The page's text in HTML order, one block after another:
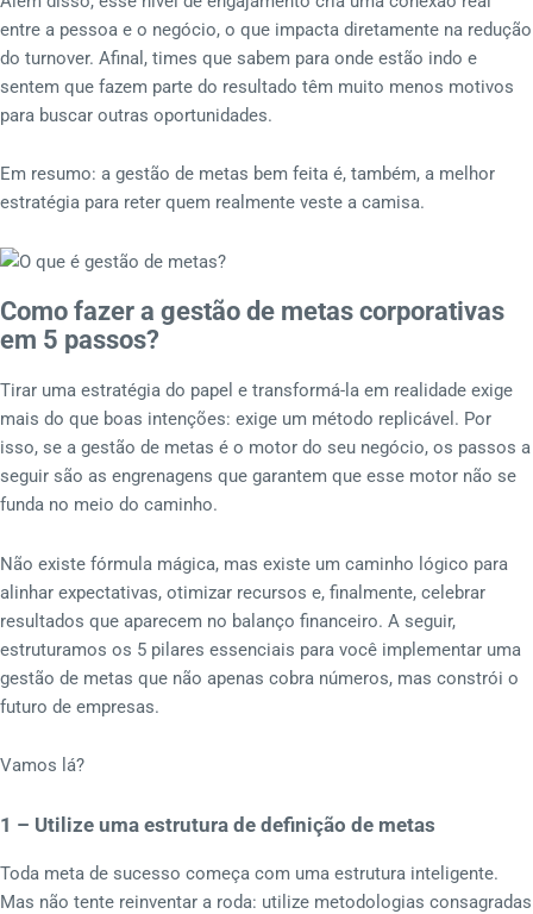
entre a pessoa e o negócio, o que impacta diretamente na redução
do turnover. Afinal, times que sabem para onde estão indo e
sentem que fazem parte do resultado têm muito menos motivos
para buscar outras oportunidades.
Em resumo: a gestão de metas bem feita é, também, a melhor
estratégia para reter quem realmente veste a camisa.
Como fazer a gestão de metas corporativas
em 5 passos?
Tirar uma estratégia do papel e transformá-la em realidade exige
mais do que boas intenções: exige um método replicável. Por
isso, se a gestão de metas é o motor do seu negócio, os passos a
seguir são as engrenagens que garantem que esse motor não se
funda no meio do caminho.
Não existe fórmula mágica, mas existe um caminho lógico para
alinhar expectativas, otimizar recursos e, finalmente, celebrar
resultados que aparecem no balanço financeiro. A seguir,
estruturamos os 5 pilares essenciais para você implementar uma
gestão de metas que não apenas cobra números, mas constrói o
futuro de empresas.
Vamos lá?
1 – Utilize uma estrutura de definição de metas
Toda meta de sucesso começa com uma estrutura inteligente.
Mas não tente reinventar a roda: utilize metodologias consagradas